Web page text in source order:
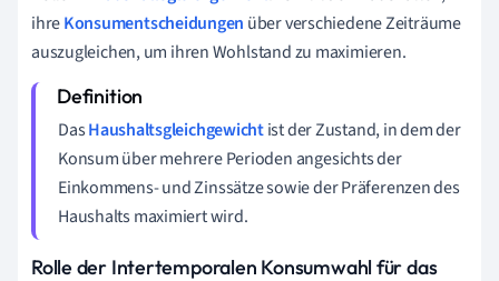
ihreKonsumentscheidungen über verschiedene Zeiträume
auszugleichen, um ihren Wohlstand zu maximieren.
DasHaushaltsgleichgewichtist der Zustand, in dem der
Konsum über mehrere Perioden angesichts der
Einkommens- und Zinssätze sowie der Präferenzen des
Haushalts maximiert wird.
Rolle der Intertemporalen Konsumwahl für das